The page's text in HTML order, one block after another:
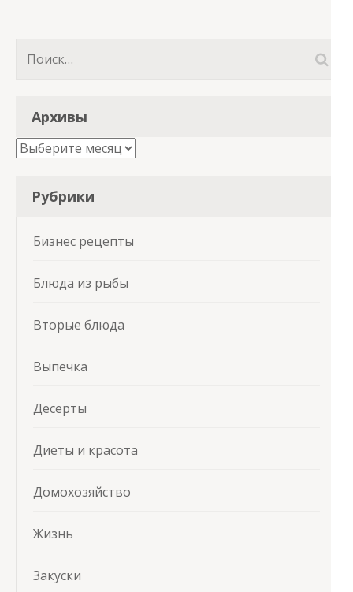
Найти:
Архивы
Архивы
Рубрики
Бизнес рецепты
Блюда из рыбы
Вторые блюда
Выпечка
Десерты
Диеты и красота
Домохозяйство
Жизнь
Закуски